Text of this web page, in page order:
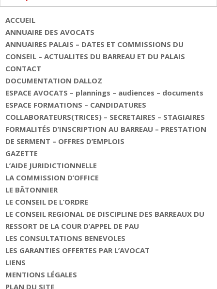
ACCUEIL
ANNUAIRE DES AVOCATS
ANNUAIRES PALAIS – DATES ET COMMISSIONS DU
CONSEIL – ACTUALITES DU BARREAU ET DU PALAIS
CONTACT
DOCUMENTATION DALLOZ
ESPACE AVOCATS – plannings – audiences – documents
ESPACE FORMATIONS – CANDIDATURES
COLLABORATEURS(TRICES) – SECRETAIRES – STAGIAIRES
FORMALITÉS D’INSCRIPTION AU BARREAU – PRESTATION
DE SERMENT – OFFRES D’EMPLOIS
GAZETTE
L’AIDE JURIDICTIONNELLE
LA COMMISSION D’OFFICE
LE BÂTONNIER
LE CONSEIL DE L’ORDRE
LE CONSEIL REGIONAL DE DISCIPLINE DES BARREAUX DU
RESSORT DE LA COUR D’APPEL DE PAU
LES CONSULTATIONS BENEVOLES
LES GARANTIES OFFERTES PAR L’AVOCAT
LIENS
MENTIONS LÉGALES
PLAN DU SITE